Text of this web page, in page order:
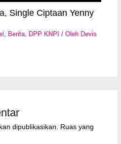
Single Ciptaan Yenny
Berita DPP KNPI / Oleh Devis
dipublikasikan.
Ruas yang